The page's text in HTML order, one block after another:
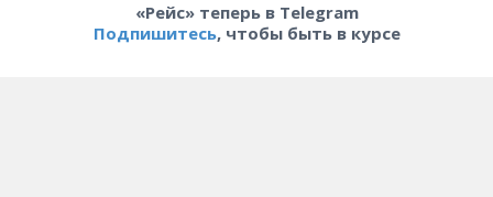
«Рейс» теперь в Telegram
Подпишитесь, чтобы быть в курсе